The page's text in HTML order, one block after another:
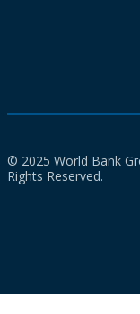
© 2025 World Bank
Rights Reserved.